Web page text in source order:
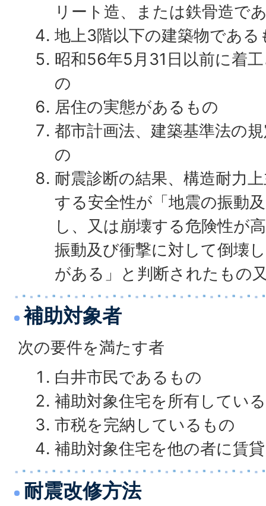
リート造、または鉄骨造で
地上3階以下の建築物である
昭和56年5月31日以前に着
の
居住の実態があるもの
都市計画法、建築基準法の
の
耐震診断の結果、構造耐力
する安全性が「地震の振動
し、又は崩壊する危険性が
振動及び衝撃に対して倒壊
がある」と判断されたもの
補助対象者
次の要件を満たす者
白井市民であるもの
補助対象住宅を所有してい
市税を完納しているもの
補助対象住宅を他の者に賃
耐震改修方法